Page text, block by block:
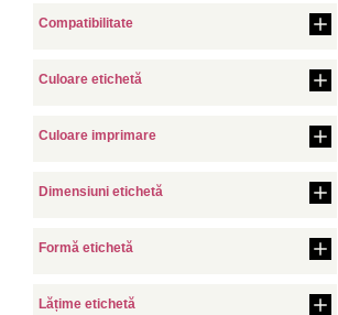
Compatibilitate
Culoare etichetă
Culoare imprimare
Dimensiuni etichetă
Formă etichetă
Lățime etichetă